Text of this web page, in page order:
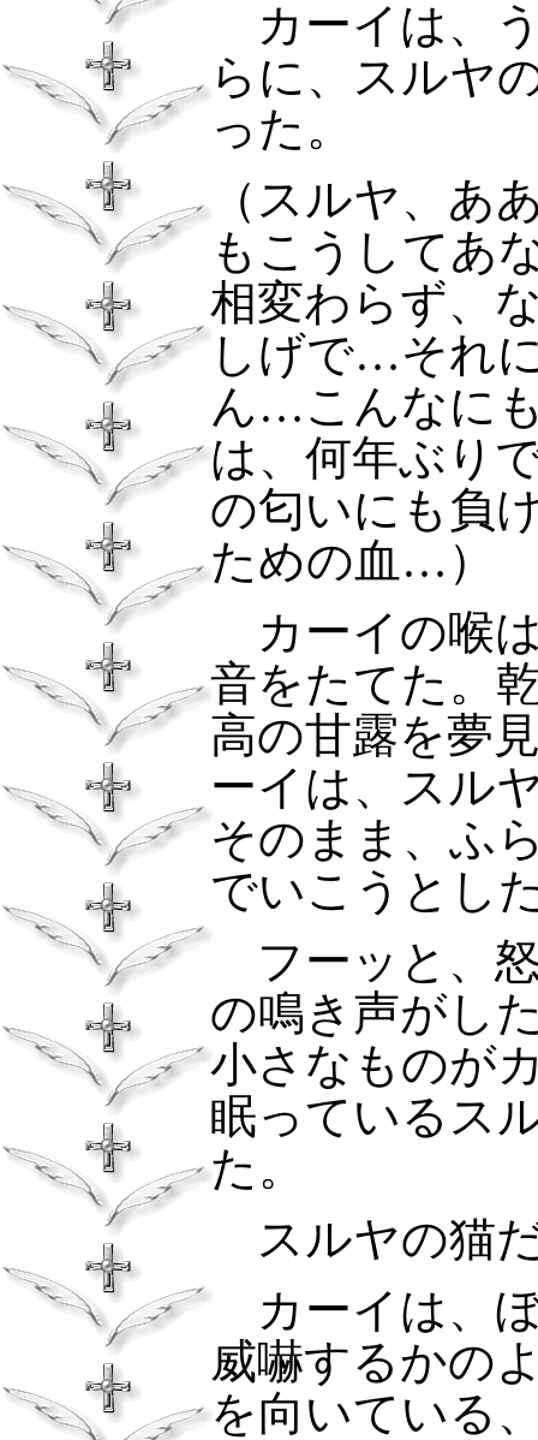
カーイは、
らに、スルヤ
った。
（スルヤ、あ
もこうしてあ
相変わらず、
しげで…それ
ん…こんなに
は、何年ぶり
の匂いにも負
ための血…）
カーイの喉
音をたてた。
高の甘露を夢
ーイは、スル
そのまま、ふ
でいこうとし
フーッと、
の鳴き声がし
小さなものが
眠っているス
た。
スルヤの猫
カーイは、
威嚇するかの
を向いている